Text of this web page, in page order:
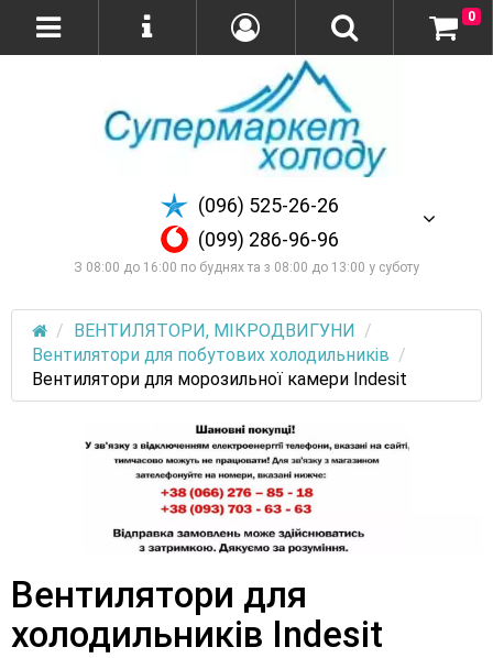
(096) 525-26-26
(099) 286-96-96
З 08:00 до 16:00 по буднях та з 08:00 до 13:00 у суботу
0
ВЕНТИЛЯТОРИ, МІКРОДВИГУНИ
Вентилятори для побутових холодильників
Вентилятори для морозильної камери Indesit
Вентилятори для
холодильників Indesit